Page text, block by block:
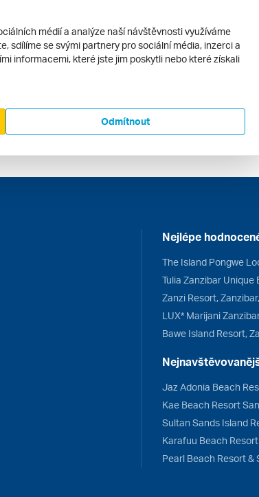
Nejlépe
Zanzi Resort,
Bawe Island Resort,
Kae Beach Resort
Sultan Sands Island
Karafuu Beach
Pearl Beach Resort &
médií a analýze naší návštěvnosti využíváme
sdílíme se svými partnery pro sociální média, inzerci a
informacemi, které jste jim poskytli nebo které získali
Odmítnout